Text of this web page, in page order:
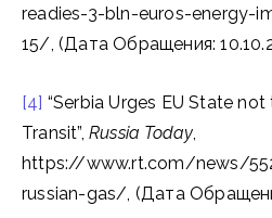
readies-3-bln-euros-energy-
15/, (Дата Обращения:
[4] “Serbia Urges EU State
Transit”, Russia Today,
https://www.rt.com/news/
russian-gas/, (Дата